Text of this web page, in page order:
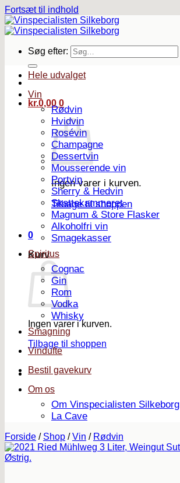
Fortsæt til indhold
Søg efter:
kr.0,00 0
Ingen varer i kurven.
Tilbage til shoppen
0
Kurv
Ingen varer i kurven.
Tilbage til shoppen
Hele udvalget
Vin
Rødvin
Hvidvin
Rosévin
Champagne
Dessertvin
Mousserende vin
Portvin
Sherry & Hedvin
Skattekammeret
Magnum & Store Flasker
Alkoholfri vin
Smagekasser
Spiritus
Cognac
Gin
Rom
Vodka
Whisky
Smagning
Vindufte
Bestil gavekurv
Om os
Om Vinspecialisten Silkeborg
La Cave
Forside / Shop / Vin / Rødvin